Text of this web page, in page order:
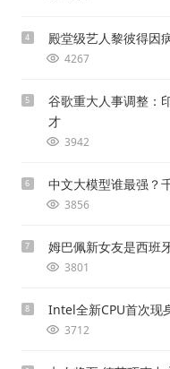
4 殿堂级艺人黎彼得因
4267
5
谷歌重大人事调整：
才
3942
6 中文大模型谁最强？
3856
7 姆巴佩新女友是西班
3801
8 Intel全新CPU首次现
3712